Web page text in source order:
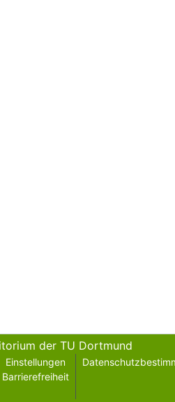
der TU Dortmund
Einstellungen
Barrierefreiheit